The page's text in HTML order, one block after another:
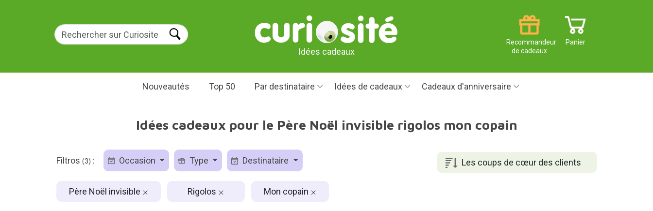
Idées cadeaux
Panier
Recommandeur
de cadeaux
Nouveautés Top 50 Par destinataire Idées de cadeaux Cadeaux d'anniversaire
Idées cadeaux pour le Père Noël invisible rigolos mon copain
Les coups de cœur des clients
Filtros (3) : Occasion Type Destinataire
Père Noël invisible Rigolos Mon copain